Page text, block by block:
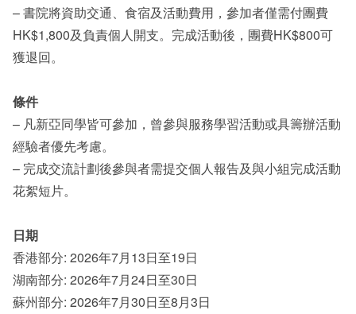
– 書院將資助交通、食宿及活動費用，參加者僅需付團費
HK$1,800及負責個人開支。完成活動後，團費HK$800可
獲退回。
條件
– 凡新亞同學皆可參加，曾參與服務學習活動或具籌辦活動
經驗者優先考慮。
– 完成交流計劃後參與者需提交個人報告及與小組完成活動
花絮短片。
日期
香港部分: 2026年7月13日至19日
湖南部分: 2026年7月24日至30日
蘇州部分: 2026年7月30日至8月3日